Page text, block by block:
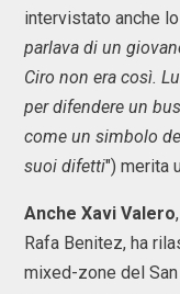
intervistato anche
parlava di un
Ciro non era così.
per difendere un
come un simbolo
suoi difetti") merita
Anche Xavi Valero
Rafa Benitez, ha
mixed-zone del